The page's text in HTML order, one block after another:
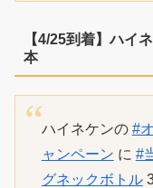
【4/25到着】ハイ
本
ハイネケンの #
ャンペーン に #
グネックボトル